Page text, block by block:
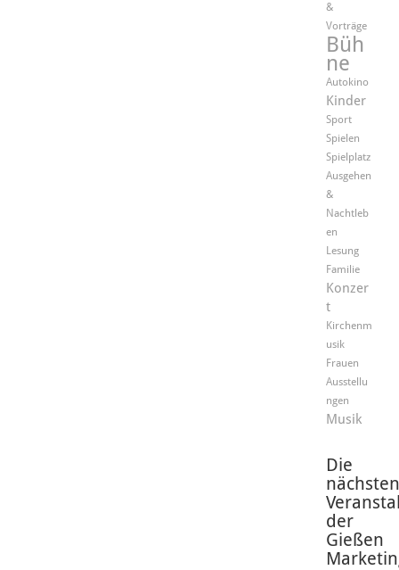
&
Vorträge
Büh
ne
Autokino
Kinder
Sport
Spielen
Spielplatz
Ausgehen
&
Nachtleb
en
Lesung
Familie
Konzer
t
Kirchenm
usik
Frauen
Ausstellu
ngen
Musik
Die
nächsten
der
Gießen